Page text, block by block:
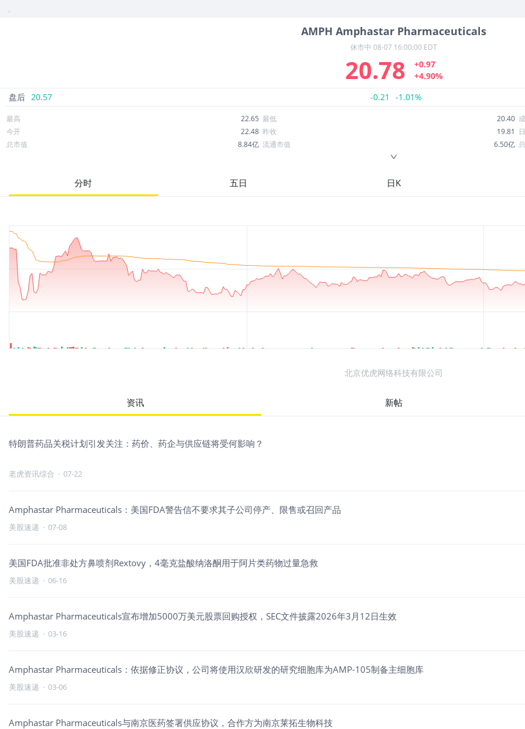
AMPH Amphastar Pharmaceuticals
休市中 08-07 16:00:00 EDT
20.78
+0.97
+4.90%
盘后 20.57 -0.21 -1.01%
最高 22.65 最低 20.40
今开
22.48 昨收 19.81
总市值
8.84亿 流通市值 6.50亿
31.26
股息
分时 五日 日K
北京优虎网络科技有限公司
资讯 新帖
特朗普药品关税计划引发关注：药价、药企与供应链将受何影响？
老虎资讯综合 · 07-22
Amphastar Pharmaceuticals：美国FDA警告信不要求其子公司停产、限售或召回产品
美股速递 · 07-08
美国FDA批准非处方鼻喷剂Rextovy，4毫克盐酸纳洛酮用于阿片类药物过量急救
美股速递 · 06-16
Amphastar Pharmaceuticals宣布增加5000万美元股票回购授权，SEC文件披露2026年3月12日生效
美股速递 · 03-16
Amphastar Pharmaceuticals：依据修正协议，公司将使用汉欣研发的研究细胞库为AMP-105制备主细胞库
美股速递 · 03-06
Amphastar Pharmaceuticals与南京医药签署供应协议，合作方为南京莱拓生物科技